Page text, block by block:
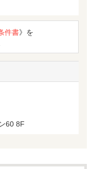
件書》を
60 8F